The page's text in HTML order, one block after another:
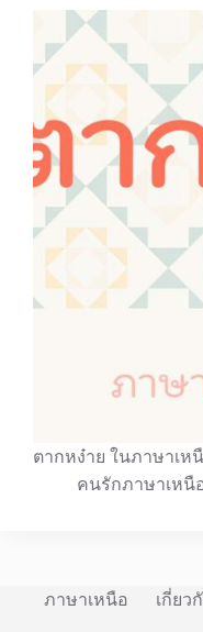
ตากหง๋าย ในภาษาเห
คนรักภาษาเหนื
ภาษาเหนือ เกี่ยว